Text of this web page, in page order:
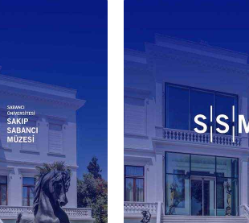
meyve kompozisyonlarından
bir yol izler; objeyi yalıtır ve ona
bakar. SSM Resim
“Portakallı
(200-0237-SSE) ve
Natürmort” (200-0283-SSE),
farklı meyvelerle
örnekleridir. Sanat
Pertev Boyar, Seyyid'i
natürmort ressamı” olarak
eserlerindeki şeffaflığı ve